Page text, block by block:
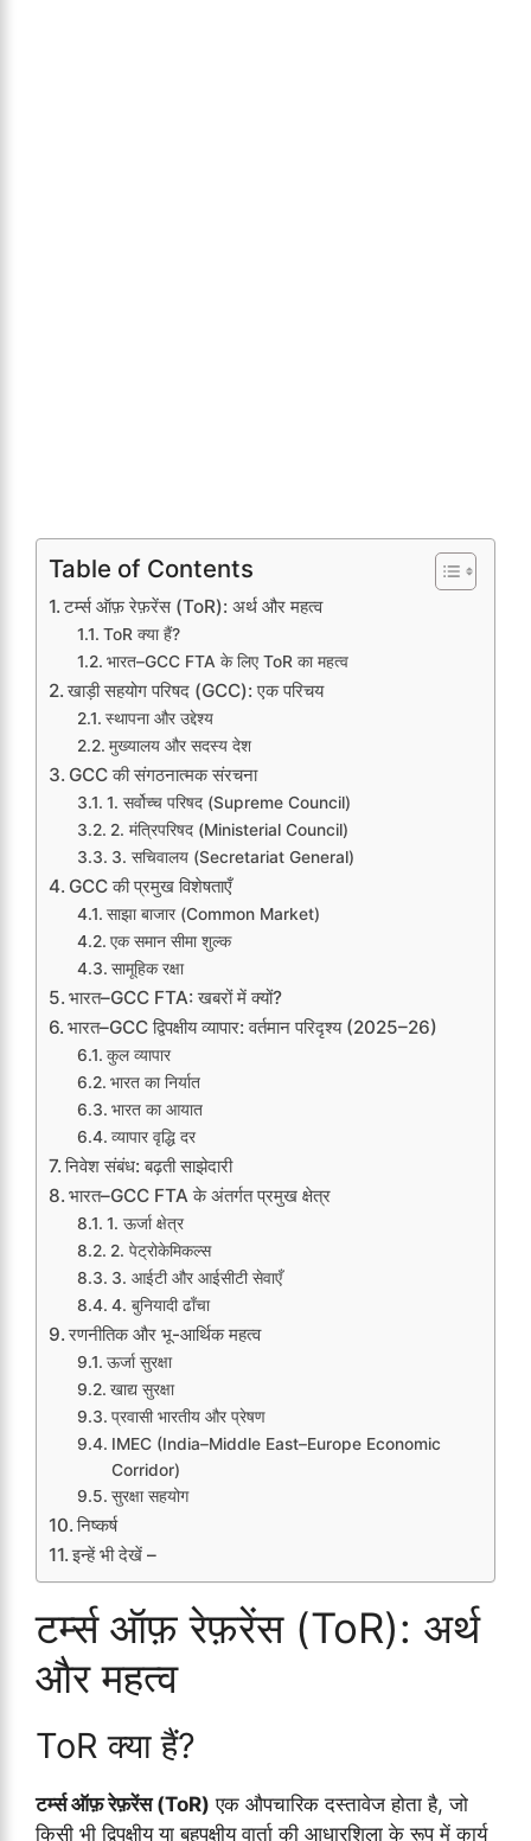
Table of Contents
टर्म्स ऑफ़ रेफ़रेंस (ToR): अर्थ और महत्व
ToR क्या हैं?
भारत–GCC FTA के लिए ToR का महत्व
खाड़ी सहयोग परिषद (GCC): एक परिचय
स्थापना और उद्देश्य
मुख्यालय और सदस्य देश
GCC की संगठनात्मक संरचना
1. सर्वोच्च परिषद (Supreme Council)
2. मंत्रिपरिषद (Ministerial Council)
3. सचिवालय (Secretariat General)
GCC की प्रमुख विशेषताएँ
साझा बाजार (Common Market)
एक समान सीमा शुल्क
सामूहिक रक्षा
भारत–GCC FTA: खबरों में क्यों?
भारत–GCC द्विपक्षीय व्यापार: वर्तमान परिदृश्य (2025–26)
कुल व्यापार
भारत का निर्यात
भारत का आयात
व्यापार वृद्धि दर
निवेश संबंध: बढ़ती साझेदारी
भारत–GCC FTA के अंतर्गत प्रमुख क्षेत्र
1. ऊर्जा क्षेत्र
2. पेट्रोकेमिकल्स
3. आईटी और आईसीटी सेवाएँ
4. बुनियादी ढाँचा
रणनीतिक और भू-आर्थिक महत्व
ऊर्जा सुरक्षा
खाद्य सुरक्षा
प्रवासी भारतीय और प्रेषण
IMEC (India–Middle East–Europe Economic
Corridor)
सुरक्षा सहयोग
निष्कर्ष
इन्हें भी देखें –
टर्म्स ऑफ़ रेफ़रेंस (ToR): अर्थ
और महत्व
ToR क्या हैं?
टर्म्स ऑफ़ रेफ़रेंस (ToR) एक औपचारिक दस्तावेज होता है, जो
किसी भी द्विपक्षीय या बहुपक्षीय वार्ता की आधारशिला के रूप में कार्य